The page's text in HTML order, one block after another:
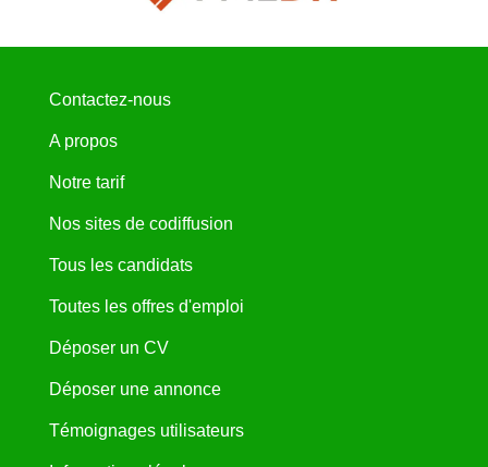
Contactez-nous
A propos
Notre tarif
Nos sites de codiffusion
Tous les candidats
Toutes les offres d'emploi
Déposer un CV
Déposer une annonce
Témoignages utilisateurs